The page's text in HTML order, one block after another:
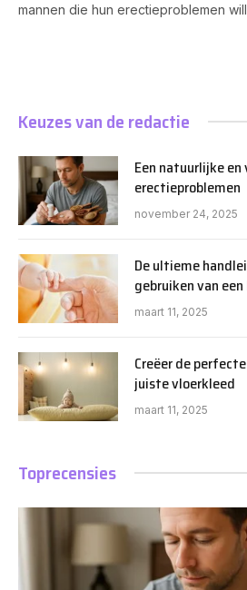
mannen die hun erectieproblemen
Keuzes van de redactie
Een natuurlijke
erectieproblemen
november 24, 2025
De ultieme
gebruiken van
maart 11, 2025
Creëer de
juiste vloerkleed
maart 11, 2025
Toprecensies